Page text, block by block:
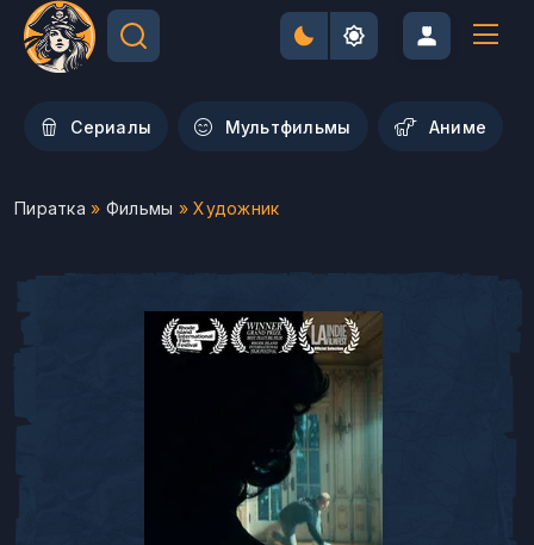
Сериалы Мультфильмы Aниме
Пиратка » Фильмы » Художник